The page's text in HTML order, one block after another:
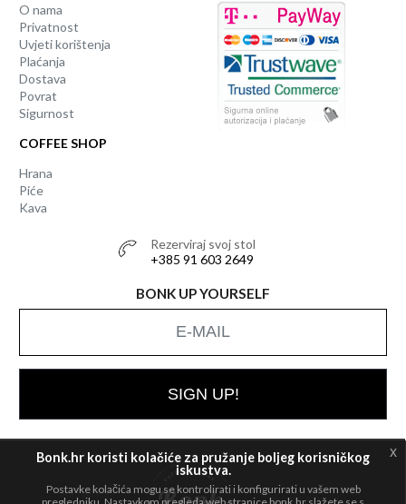
O nama
Privatnost
Uvjeti korištenja
Plaćanja
Dostava
Povrat
Sigurnost
COFFEE SHOP
Hrana
Piće
Kava
Rezerviraj svoj stol
+385 91 603 2649
BONK UP YOURSELF
SIGN UP!
All rights
© 2026 Bonk
Bonk.hr koristi kolačiće za pružanje boljeg korisničkog
iskustva.
Postavke kolačića mogu se kontrolirati i konfigurirati u vašem web
x